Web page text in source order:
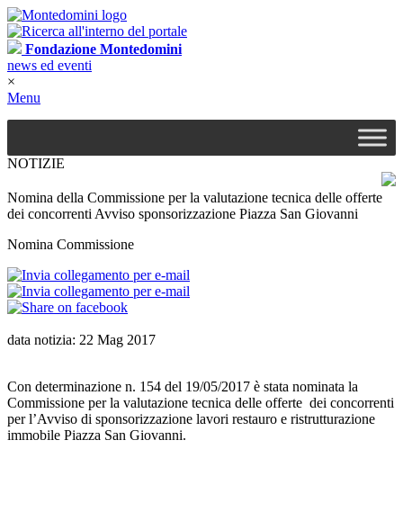
Fondazione Montedomini
news ed eventi
×
Menu
NOTIZIE
Nomina della Commissione per la valutazione tecnica delle offerte
dei concorrenti Avviso sponsorizzazione Piazza San Giovanni
Nomina Commissione
data notizia: 22 Mag 2017
Con determinazione n. 154 del 19/05/2017 è stata nominata la
Commissione per la valutazione tecnica delle offerte dei concorrenti
per l’Avviso di sponsorizzazione lavori restauro e ristrutturazione
immobile Piazza San Giovanni.